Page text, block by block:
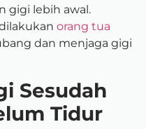
gigi lebih awal.
orang tua
dan menjaga gigi
Sesudah
Tidur